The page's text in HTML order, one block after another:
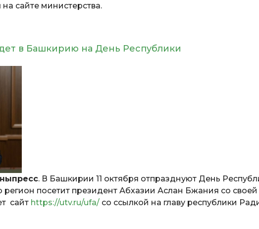
сайте министерства.
в Башкирию на День Республики
. В Башкирии 11 октября отпразднуют День
регион посетит президент Абхазии Аслан Бжания со своей
сайт https://utv.ru/ufa/ со ссылкой на главу республики